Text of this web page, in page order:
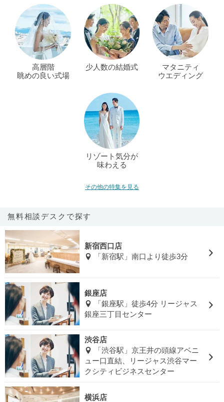
高層階
眺めの良い式場
少人数の結婚式
マタニティ
ウエディング
リゾート気分が
味わえる
その他の特集を見る
無料相談デスクで探す
新宿西口店
「新宿駅」南口より徒歩3分
銀座店
「銀座駅」徒歩4分 リージャス
銀座三丁目センター
渋谷店
「渋谷駅」京王井の頭線アベニ
ュー口直結、リージャス渋谷マー
クシティビジネスセンター
横浜店